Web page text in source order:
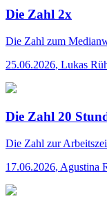
Die Zahl 2x
Die Zahl zum
25.06.2026, Lukas
Die Zahl 20
Die Zahl zur
17.06.2026, Agustina